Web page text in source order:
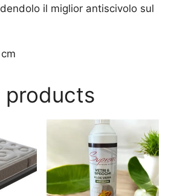
il miglior antiscivolo sul
products